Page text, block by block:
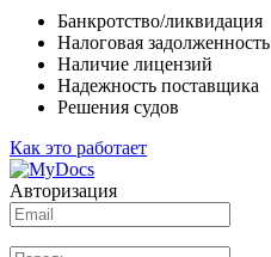
Банкротство/ликвидация
Налоговая задолженность
Наличие лицензий
Надежность поставщика
Решения судов
Как это работает
Авторизация